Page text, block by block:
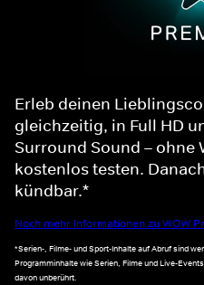
Erleb deinen
gleichzeitig, in Full HD
Surround Sound – ohne
kostenlos testen.
kündbar.*
Noch mehr Informationen zu WOW
*Serien-, Filme- und Sport-Inhalte auf Abruf sind
Programminhalte wie Serien, Filme und Live-
davon unberührt.